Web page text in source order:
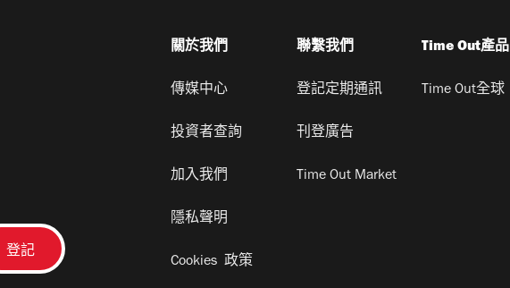
關於我們
傳媒中心
投資者查詢
加入我們
隱私聲明
Cookies 政策
聯繫我們
登記定期通訊
刊登廣告
Time Out Market
Time Out產品
Time Out全球